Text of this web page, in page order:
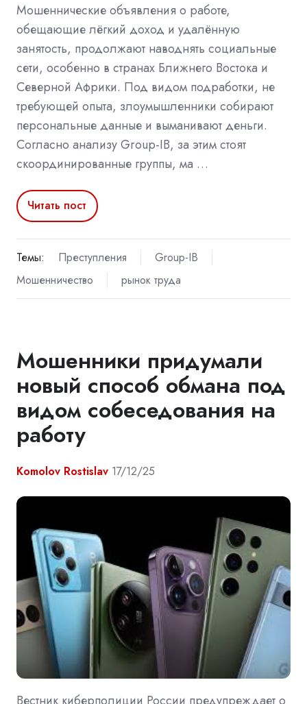
Мошеннические объявления о работе,
обещающие лёгкий доход и удалённую
занятость, продолжают наводнять социальные
сети, особенно в странах Ближнего Востока и
Северной Африки. Под видом подработки, не
требующей опыта, злоумышленники собирают
персональные данные и выманивают деньги.
Согласно анализу Group-IB, за этим стоят
скоординированные группы, ма …
Читать пост
Темы: Преступления
Group-IB
Мошенничество
рынок труда
Мошенники придумали
новый способ обмана под
видом собеседования на
работу
Komolov Rostislav 17/12/25